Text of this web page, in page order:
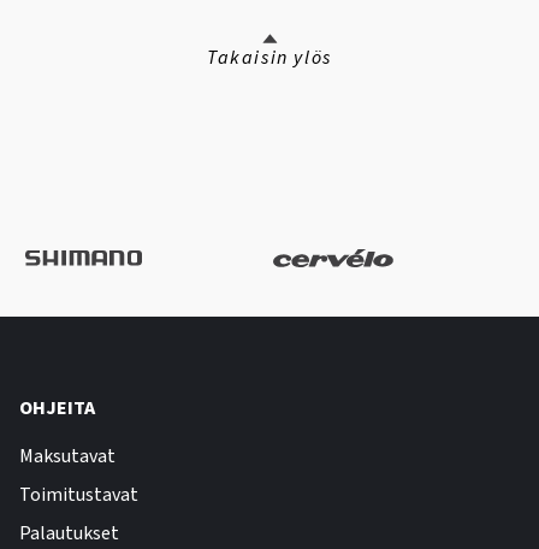
Takaisin ylös
OHJEITA
Maksutavat
Toimitustavat
Palautukset